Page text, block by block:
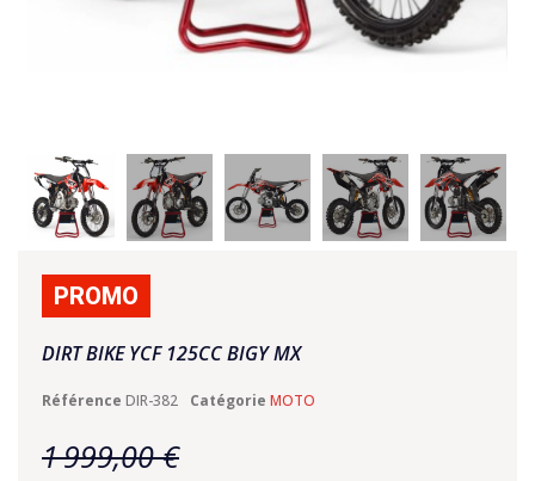
PROMO
DIRT BIKE YCF 125CC BIGY MX
Référence DIR-382 Catégorie MOTO
1 999,00 €